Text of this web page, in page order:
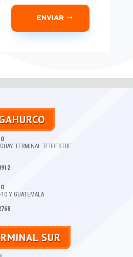
ENVIAR
TERMINAL TERRESTRE
10 Y GUATEMALA
SUR